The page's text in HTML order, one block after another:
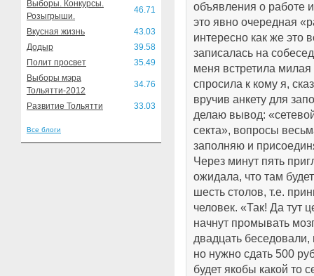
Выборы. Конкурсы.
Розыгрыши.
46.71
Вкусная жизнь
43.03
Додыр
39.58
Полит просвет
35.49
Выборы мэра
Тольятти-2012
34.76
Развитие Тольятти 33.03
Все блоги
объявления о работе
это явно очередная
интересно как же это
записалась на
меня встретила
спросила к кому я,
вручив анкету для
делаю вывод:
секта», вопросы
заполняю и
Через минут пять
ожидала, что там
шесть столов, т.е.
человек. «Так! Да тут
начнут промывать
двадцать беседовали,
но нужно сдать 500
будет якобы какой то